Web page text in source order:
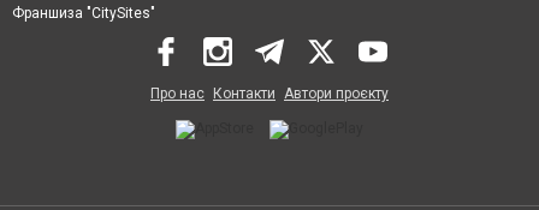
Франшиза "CitySites"
Про нас Контакти Автори проєкту